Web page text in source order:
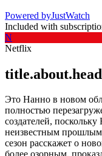
Powered byJustWatch
Included with
N
Netflix
Это Нанно в новом
полностью
создателей,
неизвестным
сезон расскажет о